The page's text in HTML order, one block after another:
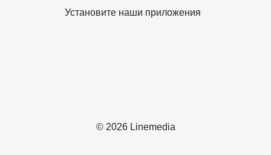
© 2026 Linemedia
Установите наши приложения